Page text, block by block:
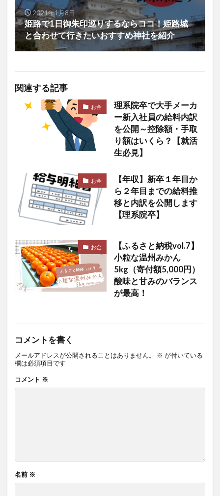
2021年1月8日
姫路で1日御朱印巡りするならココ！姫路城
と合わせて行きたいおすすめ神社を紹介
関連する記事
お金
理系院卒で大手メーカ
ー新入社員の給料内訳
を公開～控除額・手取
り額はいくら？【就活
生必見】
お金
【年収】新卒１年目か
ら２年目までの給料推
移と内訳を公開します
【理系院卒】
お金
【ふるさと納税vol.7】
小粒な温州みかん
5kg（寄付額5,000円）
酸味と甘みのバランス
が最高！
コメントを書く
メールアドレスが公開されることはありません。 ※ が付いている
欄は必須項目です
コメント ※
名前 ※